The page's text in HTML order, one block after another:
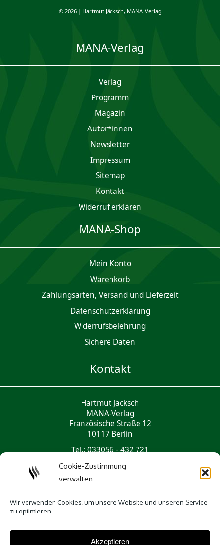
Cookie-Zustimmung
verwalten
Wir verwenden Cookies, um unsere Website und unseren Service
zu optimieren
Akzeptieren
© 2026 | Hartmut Jäcksch, MANA-Verlag
MANA-Verlag
Verlag
Programm
Magazin
Autor*innen
Newsletter
Impres­sum
Sitemap
Kontakt
Widerruf erklären
MANA-Shop
Mein Konto
Waren­korb
Zahlungsarten, Versand und Lieferzeit
Daten­schutz­er­klärung
Widerrufsbelehrung
Sichere Daten
Kontakt
Hartmut Jäcksch
MANA-Verlag
Französische Straße 12
10117 Berlin
Tel.: 033056 - 432 721
Social Media